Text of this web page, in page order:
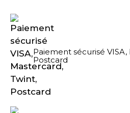
Paiement sécurisé
Postcard